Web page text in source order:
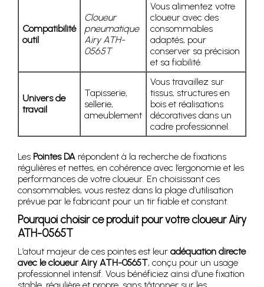
Compatibilité
outil
Cloueur
pneumatique
Airy ATH-
0565T
Vous alimentez votre
cloueur avec des
consommables
adaptés, pour
conserver sa précision
et sa fiabilité.
Univers de
travail
Tapisserie,
sellerie,
ameublement
Vous travaillez sur
tissus, structures en
bois et réalisations
décoratives dans un
cadre professionnel.
Les Pointes DA répondent à la recherche de fixations
régulières et nettes, en cohérence avec l’ergonomie et les
performances de votre cloueur. En choisissant ces
consommables, vous restez dans la plage d’utilisation
prévue par le fabricant pour un tir fiable et constant.
Pourquoi choisir ce produit pour votre cloueur Airy
ATH-0565T
L’atout majeur de ces pointes est leur adéquation directe
avec le cloueur Airy ATH-0565T, conçu pour un usage
professionnel intensif. Vous bénéficiez ainsi d’une fixation